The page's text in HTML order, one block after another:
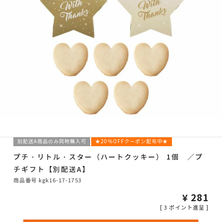
別配送A商品のみ同時購入可 ★20％OFFクーポン配布中★
プチ・リトル・スター（ハートクッキー） 1個 ／プ
チギフト【別配送A】
商品番号 kgk16-17-1753
¥ 281
[ 3 ポイント進呈 ]